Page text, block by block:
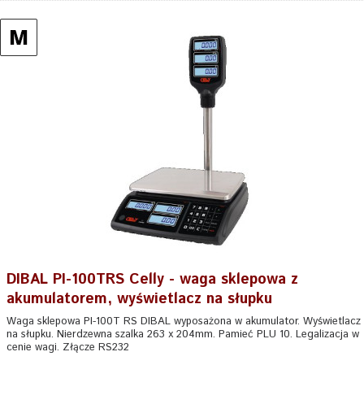
DIBAL PI-100TRS Celly - waga sklepowa z
akumulatorem, wyświetlacz na słupku
Waga sklepowa PI-100T RS DIBAL wyposażona w akumulator. Wyświetlacz
na słupku. Nierdzewna szalka 263 x 204mm. Pamieć PLU 10. Legalizacja w
cenie wagi. Złącze RS232